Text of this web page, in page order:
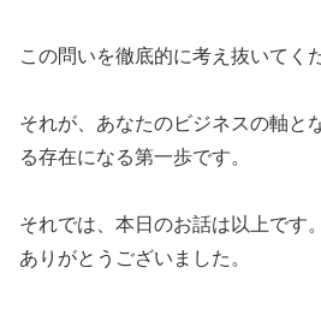
この問いを徹底的に考え抜いてく
それが、あなたのビジネスの軸と
る存在になる第一歩です。
​それでは、本日のお話は以上です。
​ありがとうございました。